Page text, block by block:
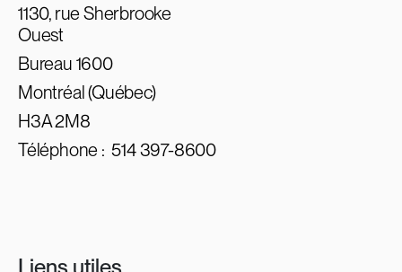
1130, rue Sherbrooke
Ouest
Bureau 1600
Montréal (Québec)
H3A 2M8
Téléphone :514 397-8600